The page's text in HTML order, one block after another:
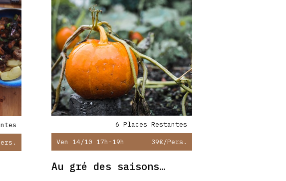
6 Places Restantes
Ven 14/10 17h-19h 39€/pers.
Au gré des saisons…